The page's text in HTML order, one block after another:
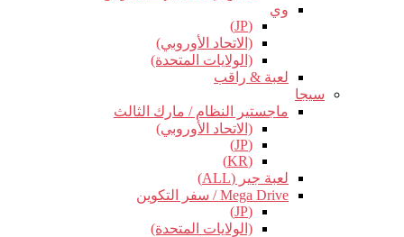
وي
(JP)
(الاتحاد الأوروبي)
(الولايات المتحدة)
لعبة & راقب
سيجا
ماجستير النظام / مارك الثالث
(الاتحاد الأوروبي)
(JP)
(KR)
لعبة جير (ALL)
Mega Drive / سفر التكوين
(JP)
(الولايات المتحدة)